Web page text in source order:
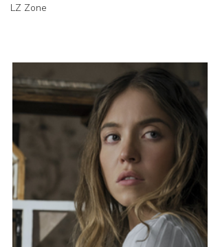
LZ Zone